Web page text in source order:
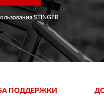
STINGER
ПОДДЕРЖКИ